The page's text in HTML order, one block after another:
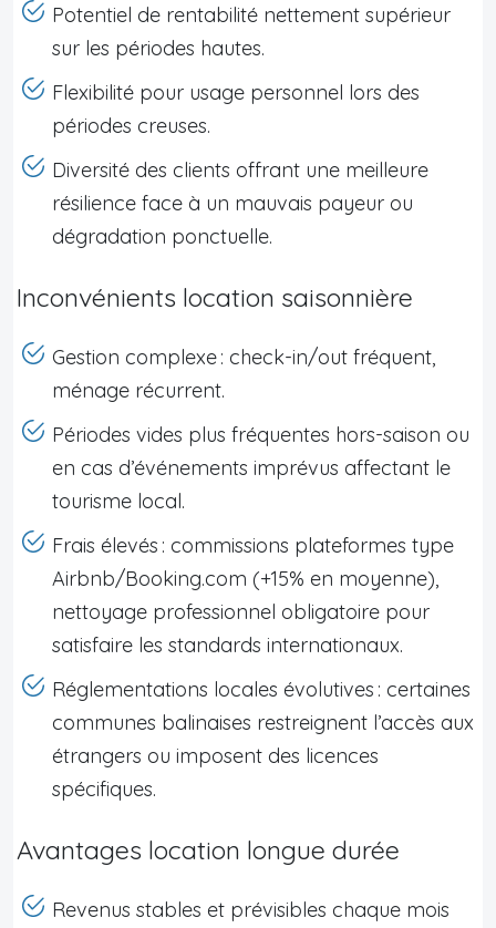
Potentiel de rentabilité nettement supérieur
sur les périodes hautes.
Flexibilité pour usage personnel lors des
périodes creuses.
Diversité des clients offrant une meilleure
résilience face à un mauvais payeur ou
dégradation ponctuelle.
Inconvénients location saisonnière
Gestion complexe : check-in/out fréquent,
ménage récurrent.
Périodes vides plus fréquentes hors-saison ou
en cas d’événements imprévus affectant le
tourisme local.
Frais élevés : commissions plateformes type
Airbnb/Booking.com (+15% en moyenne),
nettoyage professionnel obligatoire pour
satisfaire les standards internationaux.
Réglementations locales évolutives : certaines
communes balinaises restreignent l’accès aux
étrangers ou imposent des licences
spécifiques.
Avantages location longue durée
Revenus stables et prévisibles chaque mois